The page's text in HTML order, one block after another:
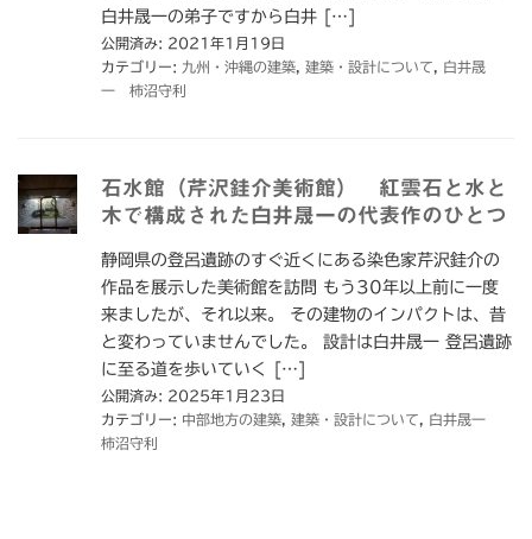
白井晟一の弟子ですから白井 […]
公開済み: 2021年1月19日
カテゴリー: 九州・沖縄の建築 建築・設計について
白井晟
一 柿沼守利
石水館（芹沢銈介美術館） 紅雲石と水と
木で構成された白井晟一の代表作のひとつ
静岡県の登呂遺跡のすぐ近くにある染色家芹沢銈介の
作品を展示した美術館を訪問 もう30年以上前に一度
来ましたが、それ以来。 その建物のインパクトは、昔
と変わっていませんでした。 設計は白井晟一 登呂遺跡
に至る道を歩いていく […]
公開済み: 2025年1月23日
カテゴリー: 中部地方の建築 建築・設計について
白井晟一
柿沼守利